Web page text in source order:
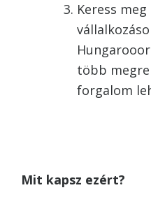
Keress
több
forgalom
Mit kapsz ezért?